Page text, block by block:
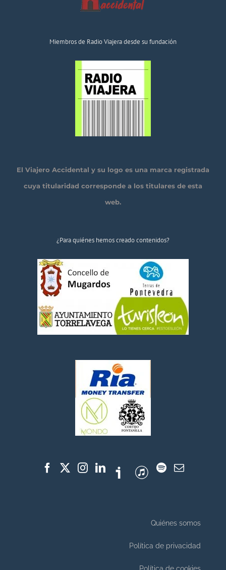
Miembros de Radio Viajera desde su fundación
El Viajero Accidental y su logo es una marca registrada
cuya titularidad corresponde a los titulares de esta
web.
¿Para quiénes hemos creado contenidos?
Quiénes somos
Política de privacidad